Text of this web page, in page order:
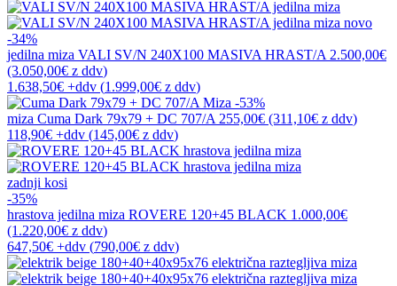
novo
-34%
jedilna miza VALI SV/N 240X100 MASIVA HRAST/A 2.500,00€
(3.050,00€ z ddv)
1.638,50€ +ddv (1.999,00€ z ddv)
-53%
miza Cuma Dark 79x79 + DC 707/A 255,00€ (311,10€ z ddv)
118,90€ +ddv (145,00€ z ddv)
zadnji kosi
-35%
hrastova jedilna miza ROVERE 120+45 BLACK 1.000,00€
(1.220,00€ z ddv)
647,50€ +ddv (790,00€ z ddv)